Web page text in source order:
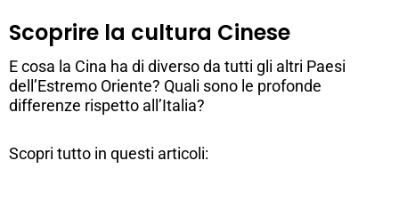
Scoprire la cultura Cinese
E cosa la Cina ha di diverso da tutti gli altri Paesi
dell’Estremo Oriente? Quali sono le profonde
differenze rispetto all’Italia?
Scopri tutto in questi articoli: